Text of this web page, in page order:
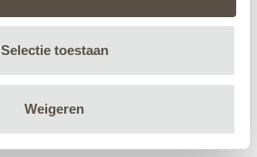
Selectie toestaan
Weigeren